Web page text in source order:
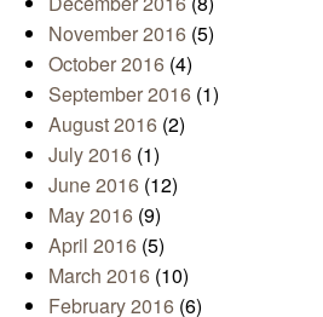
November 2016 (5)
October 2016 (4)
September 2016 (1)
August 2016 (2)
July 2016 (1)
June 2016 (12)
May 2016 (9)
April 2016 (5)
March 2016 (10)
February 2016 (6)